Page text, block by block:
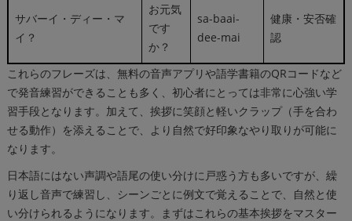
サバーイ・ディー・マ
イ？
お元気
です
か？
sa-baai-
dee-mai
健康・安否確
認
これらのフレーズは、無料の音声アプリや語学書籍のQRコードなど
で発音練習ができることも多く、初心者にとっては非常に心強い学
習手段となります。加えて、挨拶に笑顔と軽いクラップ（手を合わ
せる動作）を添えることで、より自然で好印象なやり取りが可能に
なります。
日本語にはない声調や語尾の使い分けに戸惑う方も多いですが、繰
り返し音声で練習し、シーンごとに例文で覚えることで、自然と使
い分けられるようになります。まずはこれらの基本挨拶をマスター